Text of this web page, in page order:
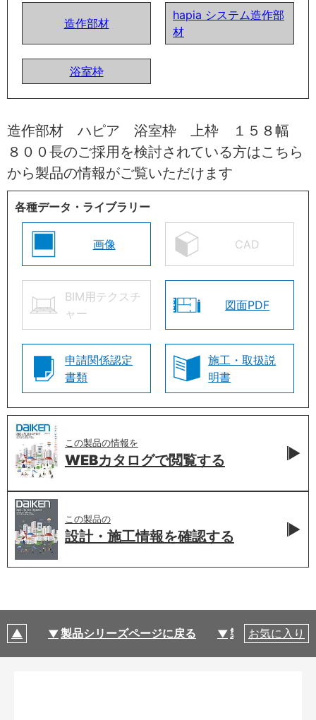
造作部材
hapia システム造作部
材
浴室枠
造作部材 ハピア 浴室枠 上枠 １５８幅
８００長のご採用を検討されている方はこちら
から製品の情報がご覧いただけます
各種データ・ライブラリー
画像 CAD
BIM用テクスチ
ャー
図面PDF
申請関係認定
書類
施工・取扱説
明書
この製品の情報を
WEBカタログで閲覧する
この製品の
設計・施工情報を確認する
製品シリーズページに戻る 製品仕様
お気に入り